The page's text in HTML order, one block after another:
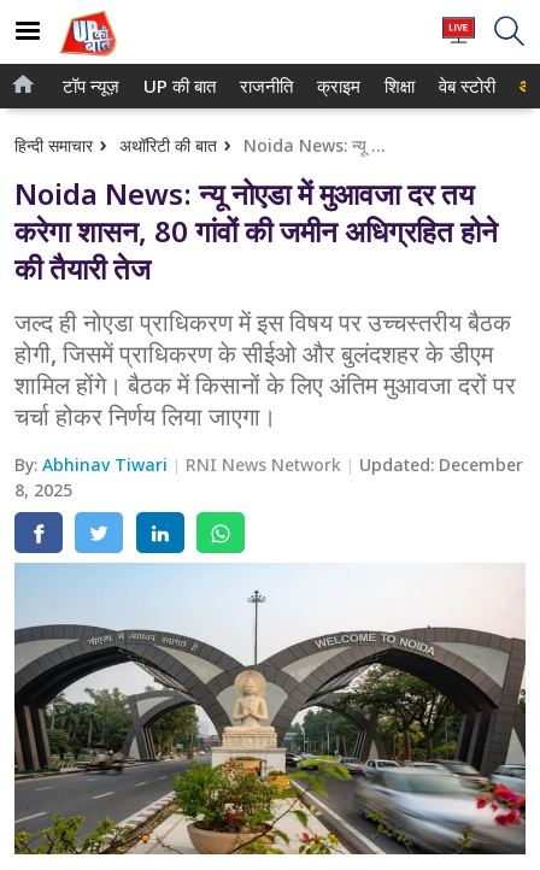
होम
टॉप न्यूज़
UP की बात
राजनीति
क्राइम
शिक्षा
वेब स्टोरी
टॉप न्यूज़ UP की बात राजनीति क्राइम शिक्षा वेब स्टोरी
हिन्दी समाचार अथॉरिटी की बात Noida News: न्यू नोएडा में मुआवजा दर तय करेगा शासन, 80 गांवों की जमीन अधिग्रहित होने की तैयारी तेज
Noida News: न्यू नोएडा में मुआवजा दर तय
करेगा शासन, 80 गांवों की जमीन अधिग्रहित होने
की तैयारी तेज
जल्द ही नोएडा प्राधिकरण में इस विषय पर उच्चस्तरीय बैठक
होगी, जिसमें प्राधिकरण के सीईओ और बुलंदशहर के डीएम
शामिल होंगे। बैठक में किसानों के लिए अंतिम मुआवजा दरों पर
चर्चा होकर निर्णय लिया जाएगा।
By:Abhinav Tiwari RNI News Network Updated: December
8, 2025
गाजियाबाद
लखनऊ
कानपुर
वाराणसी
आगरा
अयोध्या
अलीगढ़
मथुरा
मुरादाबाद
गोरखपुर
प्रयागराज
रामपुर